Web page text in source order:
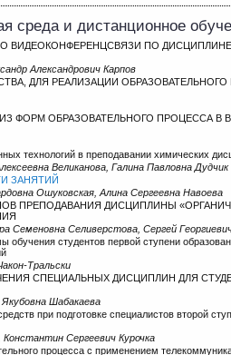
среда и дистанционное
ВИДЕОКОНФЕРЕНЦСВЯЗИ ПО
Александрович Карпов
ДЛЯ РЕАЛИЗАЦИИ
ФОРМ ОБРАЗОВАТЕЛЬНОГО ПРОЦЕССА В
технологий в преподавании химических
Великанова, Галина Павловна Дудчик
ЗАНЯТИЙ
Ошуковская, Алина Сергеевна Навоева
ПРЕПОДАВАНИЯ ДИСЦИПЛИНЫ
Семеновна Селиверстова, Сергей
обучения студентов первой ступени
Тральски
СПЕЦИАЛЬНЫХ ДИСЦИПЛИН ДЛЯ
Шабакаева
при подготовке специалистов второй
Сергеевич Курочка
процесса с применением